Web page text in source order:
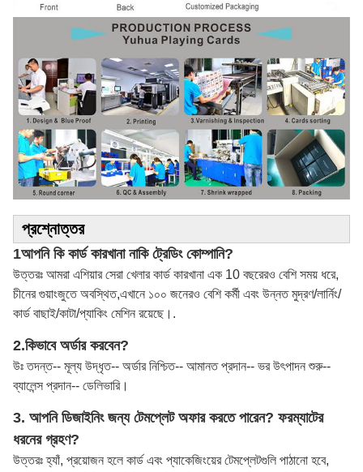
প্রশ্নোত্তর
1আপনি কি কার্ড কারখানা নাকি ট্রেডিং কোম্পানি?
উত্তরঃ আমরা এশিয়ার সেরা খেলার কার্ড কারখানা এক 10 বছরেরও বেশি সময় ধরে,
চীনের গুয়াংজুতে অবস্থিত,এখানে ১০০ জনেরও বেশি কর্মী এবং উন্নত মুদ্রণ/লার্নিং/
কার্ড বাছাই/কাটা/প্যাকিং মেশিন রয়েছে।.
2.কিভাবে অর্ডার করবেন?
উঃ তদন্ত-- মূল্য উদ্ধৃত-- অর্ডার নিশ্চিত-- আমানত প্রদান-- ভর উৎপাদন শুরু--
ব্যালেন্স প্রদান-- ডেলিভারি।
3. আপনি ডিজাইনিং জন্য টেমপ্লেট অফার করতে পারেন? ফরম্যাটের
ধরনের গ্রহণ?
উত্তরঃ হ্যাঁ, প্রয়োজন হলে কার্ড এবং প্যাকেজিংয়ের টেমপ্লেটগুলি পাঠানো হবে,